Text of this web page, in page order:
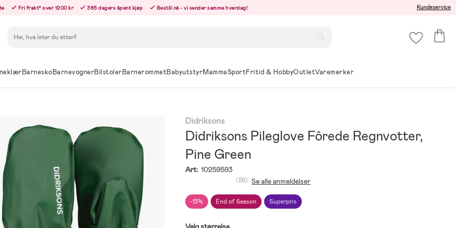
Fri frakt* over 1200 kr 365 dagers åpent kjøp Bestill nå - vi sender samme hverdag! Kundeservice
BarneskoBarnevognerBilstolerBarnerommetBabyutstyrMammaSportFritid & HobbyOutletVaremerker
Didriksons
Didriksons Pileglove Fôrede Regnvotter,
Pine Green
Art: 10259593
-13% End of Season Superpris
(29) Se alle anmeldelser